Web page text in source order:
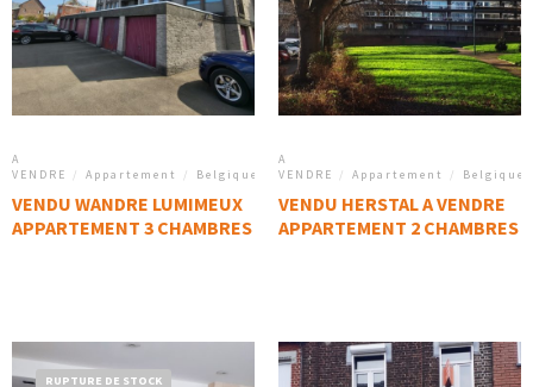
A
VENDRE
/ Appartement / Belgique
VENDU WANDRE LUMIMEUX
APPARTEMENT 3 CHAMBRES
A
VENDRE
/ Appartement / Belgique
VENDU HERSTAL A VENDRE
APPARTEMENT 2 CHAMBRES
RUPTURE DE STOCK